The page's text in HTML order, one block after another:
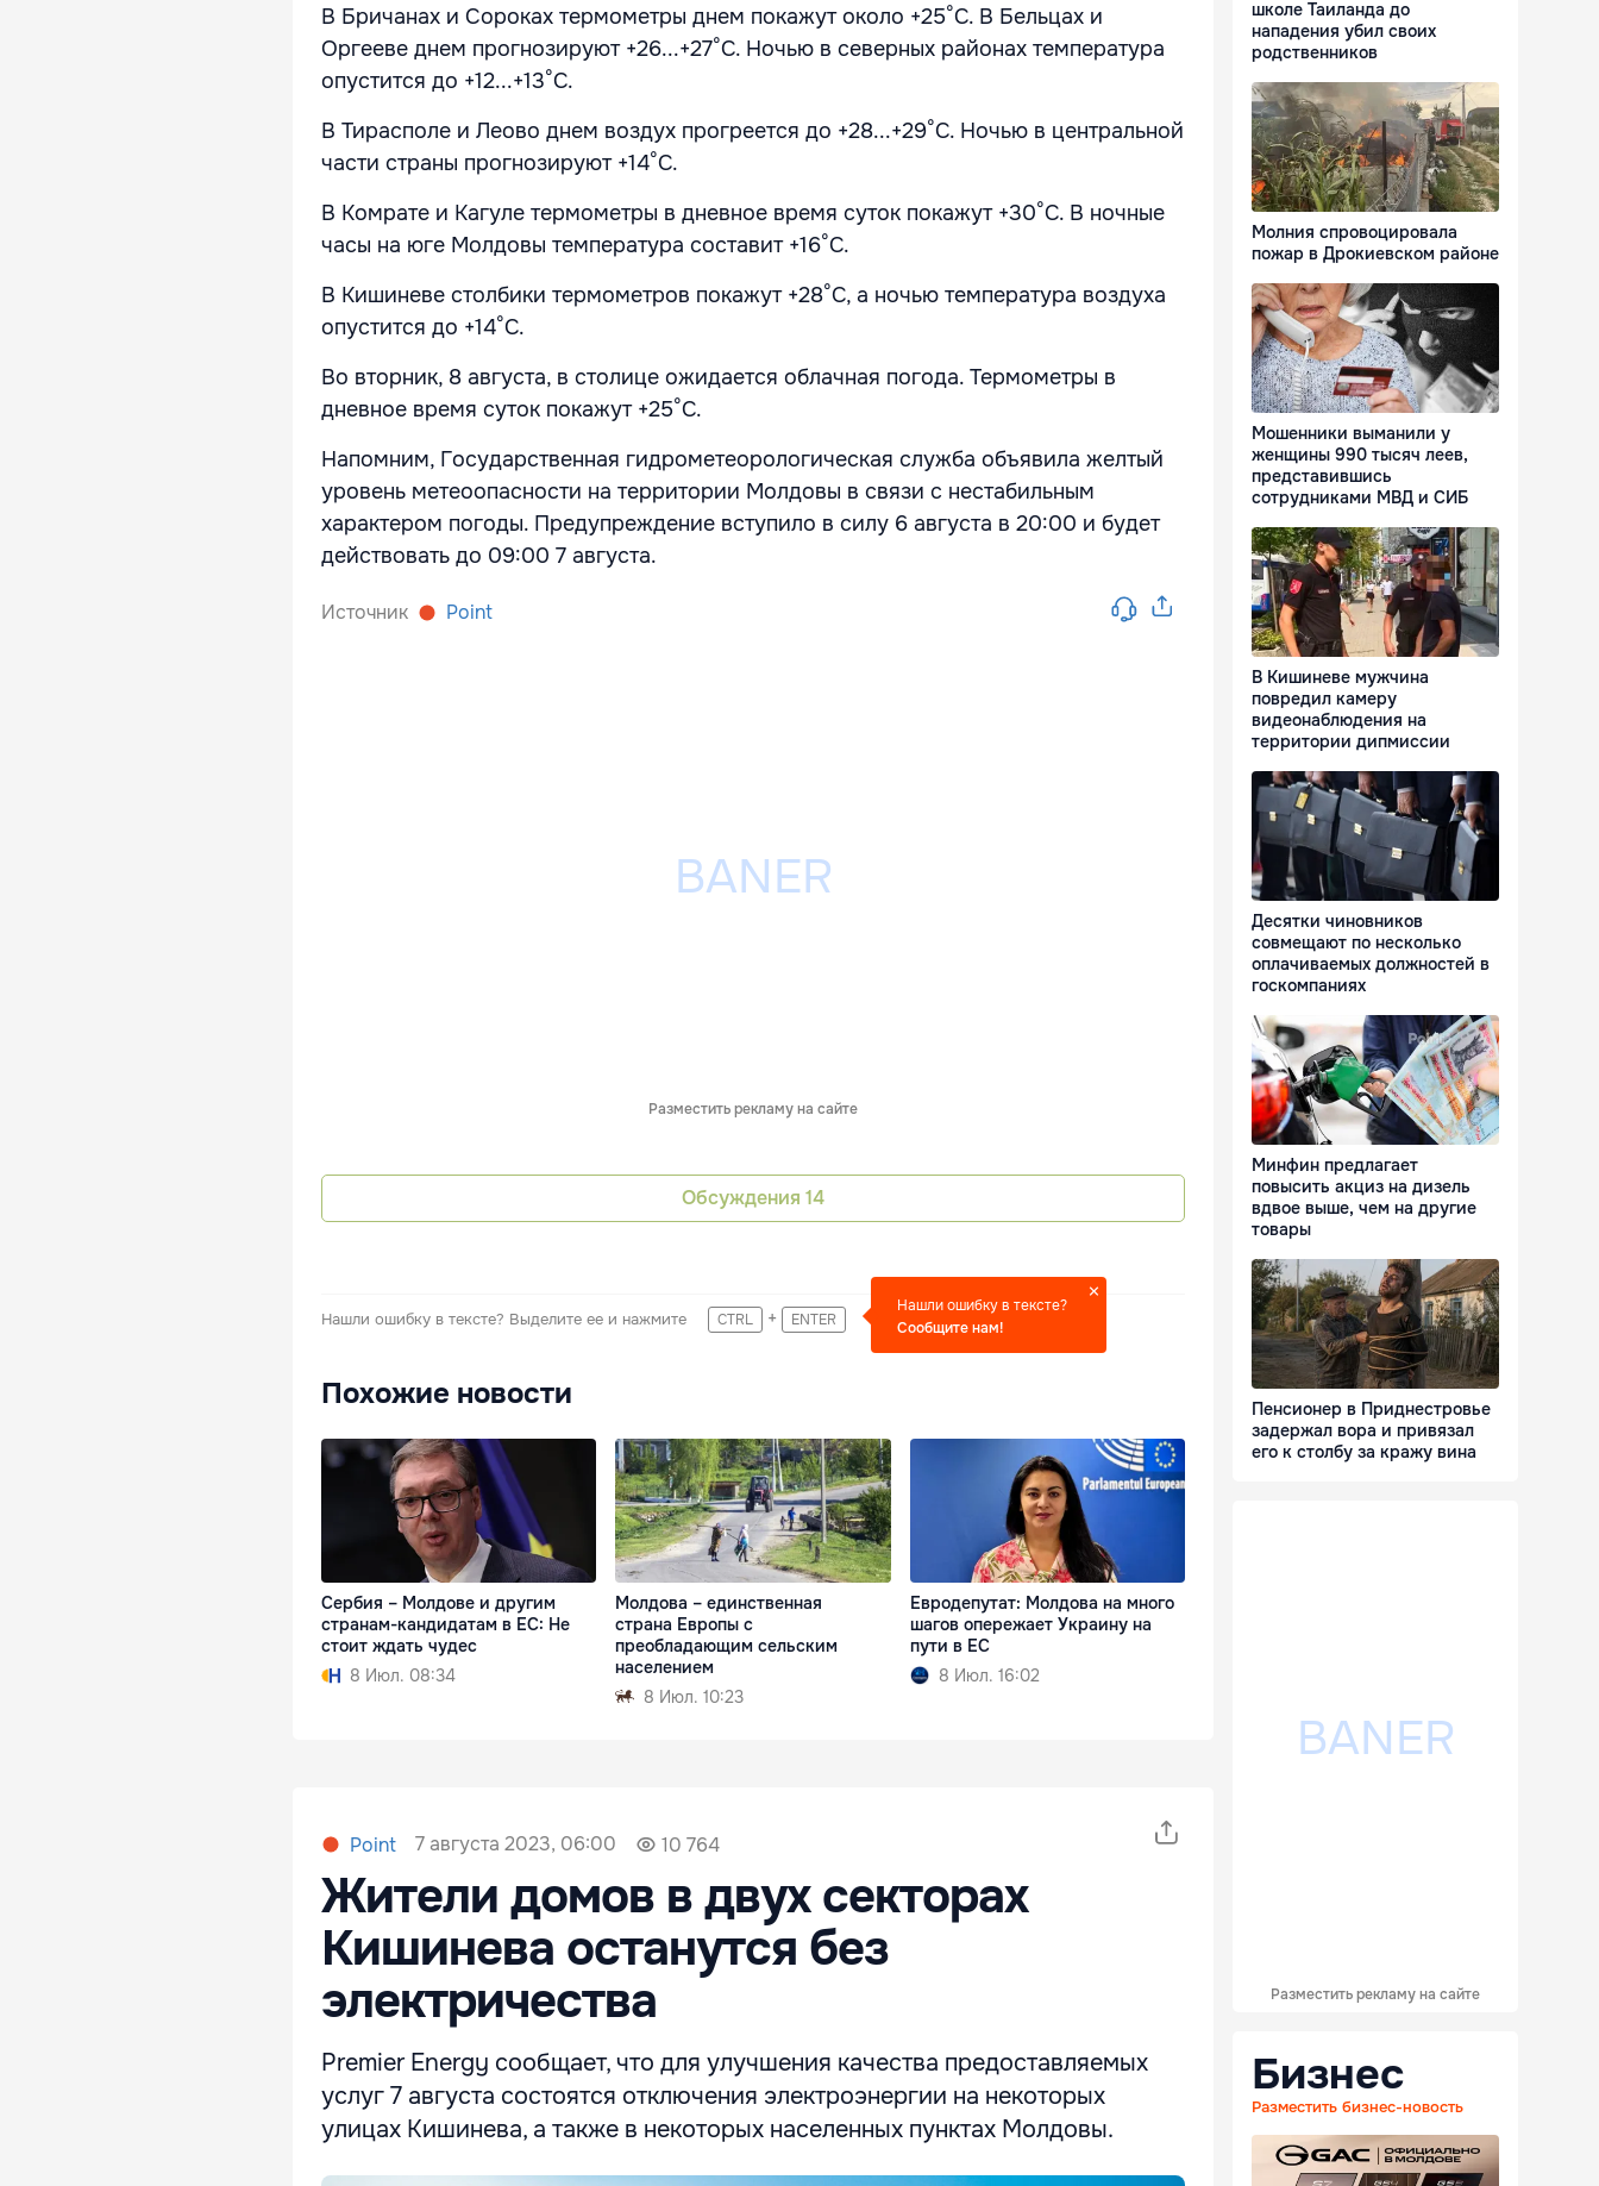
В Бричанах и Сороках термометры днем покажут около +25°С. В Бельцах и
Оргееве днем прогнозируют +26...+27°С. Ночью в северных районах температура
опустится до +12...+13°С.
В Тирасполе и Леово днем воздух прогреется до +28...+29°С. Ночью в центральной
части страны прогнозируют +14°С.
В Комрате и Кагуле термометры в дневное время суток покажут +30°С. В ночные
часы на юге Молдовы температура составит +16°С.
В Кишиневе столбики термометров покажут +28°С, а ночью температура воздуха
опустится до +14°С.
Во вторник, 8 августа, в столице ожидается облачная погода. Термометры в
дневное время суток покажут +25°С.
Напомним, Государственная гидрометеорологическая служба объявила желтый
уровень метеоопасности на территории Молдовы в связи с нестабильным
характером погоды. Предупреждение вступило в силу 6 августа в 20:00 и будет
действовать до 09:00 7 августа.
Источник Point
Разместить рекламу на сайте
Обсуждения 14
Нашли ошибку в тексте? Выделите ее и нажмите CTRL + ENTER
Нашли ошибку в тексте?
Сообщите нам!
Похожие новости
Сербия – Молдове и другим
странам-кандидатам в ЕС: Не
стоит ждать чудес
8 Июл. 08:34
Молдова – единственная
страна Европы с
преобладающим сельским
населением
8 Июл. 10:23
Евродепутат: Молдова на много
шагов опережает Украину на
пути в ЕС
8 Июл. 16:02
Point 7 августа 2023, 06:00 10 764
Жители домов в двух секторах
Кишинева останутся без
электричества
Premier Energy сообщает, что для улучшения качества предоставляемых
услуг 7 августа состоятся отключения электроэнергии на некоторых
улицах Кишинева, а также в некоторых населенных пунктах Молдовы.
школе Таиланда до
нападения убил своих
родственников
Молния спровоцировала
пожар в Дрокиевском районе
Мошенники выманили у
женщины 990 тысяч леев,
представившись
сотрудниками МВД и СИБ
В Кишиневе мужчина
повредил камеру
видеонаблюдения на
территории дипмиссии
Десятки чиновников
совмещают по несколько
оплачиваемых должностей в
госкомпаниях
Минфин предлагает
повысить акциз на дизель
вдвое выше, чем на другие
товары
Пенсионер в Приднестровье
задержал вора и привязал
его к столбу за кражу вина
Разместить рекламу на сайте
Бизнес
Разместить бизнес-новость